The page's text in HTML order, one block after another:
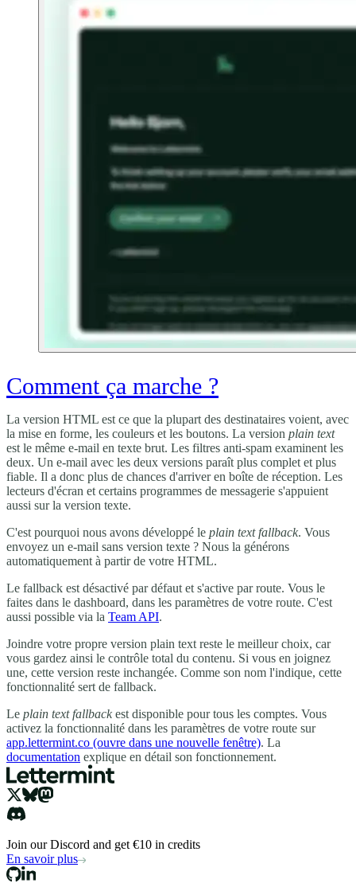
Comment ça marche ?
La version HTML est ce que la plupart des destinataires voient, avec
la mise en forme, les couleurs et les boutons. La version plain text
est le même e-mail en texte brut. Les filtres anti-spam examinent les
deux. Un e-mail avec les deux versions paraît plus complet et plus
fiable. Il a donc plus de chances d'arriver en boîte de réception. Les
lecteurs d'écran et certains programmes de messagerie s'appuient
aussi sur la version texte.
C'est pourquoi nous avons développé le plain text fallback. Vous
envoyez un e-mail sans version texte ? Nous la générons
automatiquement à partir de votre HTML.
Le fallback est désactivé par défaut et s'active par route. Vous le
faites dans le dashboard, dans les paramètres de votre route. C'est
aussi possible via la Team API.
Joindre votre propre version plain text reste le meilleur choix, car
vous gardez ainsi le contrôle total du contenu. Si vous en joignez
une, cette version reste inchangée. Comme son nom l'indique, cette
fonctionnalité sert de fallback.
Le plain text fallbackest disponible pour tous les comptes. Vous
activez la fonctionnalité dans les paramètres de votre route sur
app.lettermint.co (ouvre dans une nouvelle fenêtre). La
documentation explique en détail son fonctionnement.
Join our Discord and get €10 in credits
En savoir plus